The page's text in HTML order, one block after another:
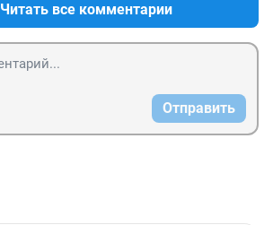
Читать все комментарии
Отправить